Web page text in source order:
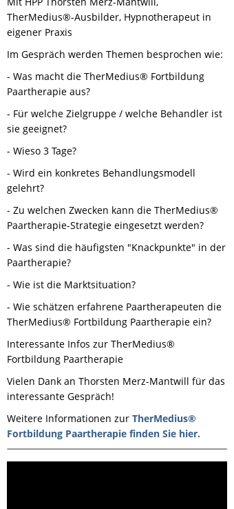
TherMedius®-Ausbilder, Hypnotherapeut in
eigener Praxis
Im Gespräch werden Themen besprochen wie:
- Was macht die TherMedius® Fortbildung
Paartherapie aus?
- Für welche Zielgruppe / welche Behandler ist
sie geeignet?
- Wieso 3 Tage?
- Wird ein konkretes Behandlungsmodell
gelehrt?
- Zu welchen Zwecken kann die TherMedius®
Paartherapie-Strategie eingesetzt werden?
- Was sind die häufigsten "Knackpunkte" in der
Paartherapie?
- Wie ist die Marktsituation?
- Wie schätzen erfahrene Paartherapeuten die
TherMedius® Fortbildung Paartherapie ein?
Interessante Infos zur TherMedius®
Fortbildung Paartherapie
Vielen Dank an Thorsten Merz-Mantwill für das
interessante Gespräch!
Weitere Informationen zur TherMedius®
Fortbildung Paartherapie finden Sie hier.